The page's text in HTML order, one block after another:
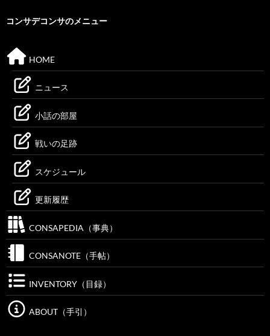
コンサデコンサのメニュー
HOME
ニュース
小話の部屋
戦いの足跡
スケジュール
更新履歴
CONSAPEDIA（事典）
CONSANOTE（手帖）
INVENTORY（目録）
ABOUT（手引）